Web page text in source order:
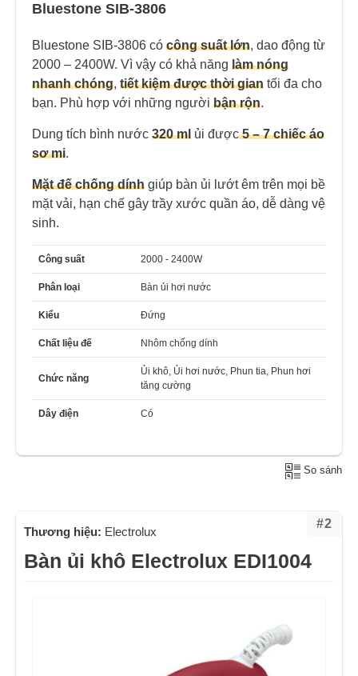
Bluestone SIB-3806
Bluestone SIB-3806 có công suất lớn, dao động từ
2000 – 2400W. Vì vậy có khả năng làm nóng
nhanh chóng, tiết kiệm được thời gian tối đa cho
bạn. Phù hợp với những người bận rộn.
Dung tích bình nước 320 ml ủi được5 – 7 chiếc áo
sơ mi.
Mặt đế chống dính giúp bàn ủi lướt êm trên mọi bề
mặt vải, hạn chế gây trầy xước quần áo, dễ dàng vệ
sinh.
Công suất 2000 - 2400W
Phân loại Bàn ủi hơi nước
Kiểu Đứng
Chất liệu đế Nhôm chống dính
Chức năng
Ủi khô, Ủi hơi nước, Phun tia, Phun hơi
tăng cường
Dây điện Có
So sánh
#2
Thương hiệu: Electrolux
Bàn ủi khô Electrolux EDI1004